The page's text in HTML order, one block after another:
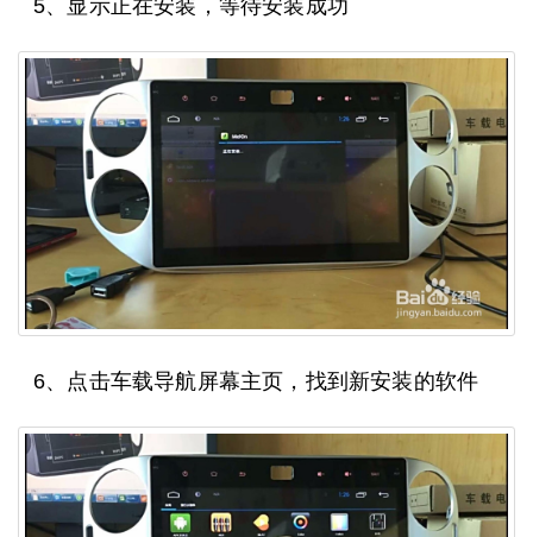
5、显示正在安装，等待安装成功
6、点击车载导航屏幕主页，找到新安装的软件